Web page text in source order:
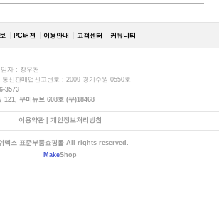
PC버젼 이용안내 고객센터 커뮤니티
자 : 장우천
신판매업신고번호 : 2009-경기수원-0550호
3573
121, 우미뉴브 608호 (우)18468
이용약관| 개인정보처리방침
멕스 표준부품쇼핑몰 All rights reserved.
MakeShop